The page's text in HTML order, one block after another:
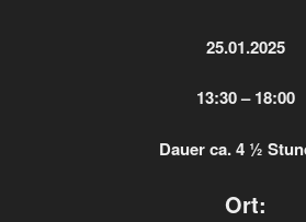
25.01.2025
13:30 – 18:00
Dauer ca. 4 ½
Ort: